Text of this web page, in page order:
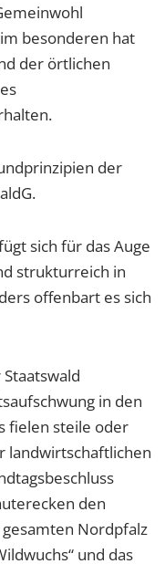
besonderen hat
der örtlichen
der
sich für das Auge
strukturreich in
offenbart es sich
in den
fielen steile oder
landwirtschaftlichen
den
Nordpfalz
und das